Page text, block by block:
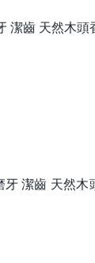
潔齒 天然木
潔齒 天然